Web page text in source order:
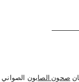
صحون الصابون الصواني